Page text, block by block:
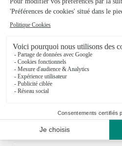
FLEURISTE
FLEURISTES Briançon
FLEURISTES
FLEURISTE La Salle-les-Alpes